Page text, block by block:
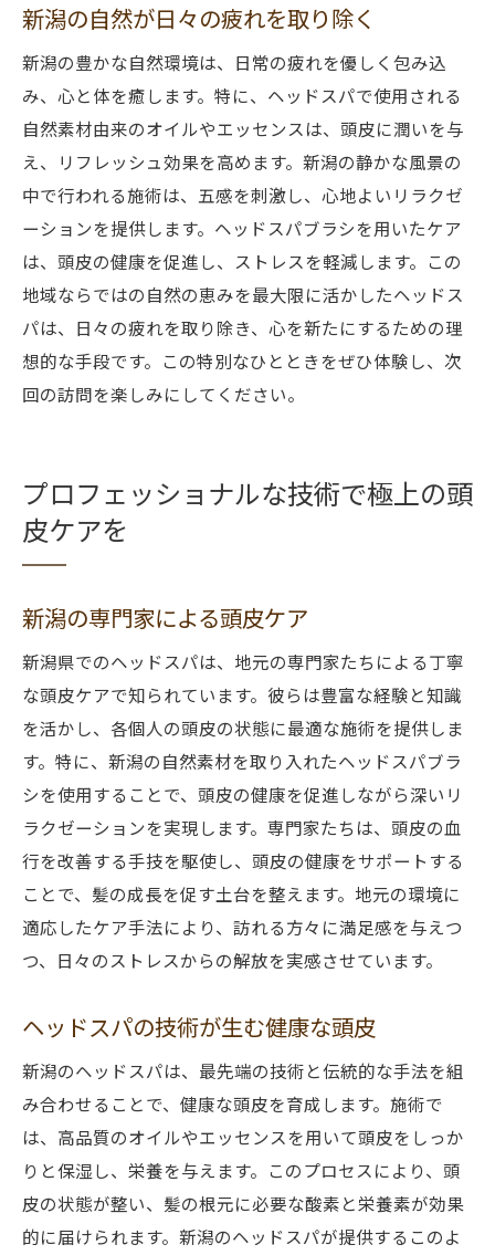
新潟の自然が日々の疲れを取り除く
新潟の豊かな自然環境は、日常の疲れを優しく包み込
み、心と体を癒します。特に、ヘッドスパで使用される
自然素材由来のオイルやエッセンスは、頭皮に潤いを与
え、リフレッシュ効果を高めます。新潟の静かな風景の
中で行われる施術は、五感を刺激し、心地よいリラクゼ
ーションを提供します。ヘッドスパブラシを用いたケア
は、頭皮の健康を促進し、ストレスを軽減します。この
地域ならではの自然の恵みを最大限に活かしたヘッドス
パは、日々の疲れを取り除き、心を新たにするための理
想的な手段です。この特別なひとときをぜひ体験し、次
回の訪問を楽しみにしてください。
プロフェッショナルな技術で極上の頭
皮ケアを
新潟の専門家による頭皮ケア
新潟県でのヘッドスパは、地元の専門家たちによる丁寧
な頭皮ケアで知られています。彼らは豊富な経験と知識
を活かし、各個人の頭皮の状態に最適な施術を提供しま
す。特に、新潟の自然素材を取り入れたヘッドスパブラ
シを使用することで、頭皮の健康を促進しながら深いリ
ラクゼーションを実現します。専門家たちは、頭皮の血
行を改善する手技を駆使し、頭皮の健康をサポートする
ことで、髪の成長を促す土台を整えます。地元の環境に
適応したケア手法により、訪れる方々に満足感を与えつ
つ、日々のストレスからの解放を実感させています。
ヘッドスパの技術が生む健康な頭皮
新潟のヘッドスパは、最先端の技術と伝統的な手法を組
み合わせることで、健康な頭皮を育成します。施術で
は、高品質のオイルやエッセンスを用いて頭皮をしっか
りと保湿し、栄養を与えます。このプロセスにより、頭
皮の状態が整い、髪の根元に必要な酸素と栄養素が効果
的に届けられます。新潟のヘッドスパが提供するこのよ